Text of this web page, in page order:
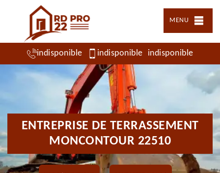
MENU
indisponible indisponible indisponible
ENTREPRISE DE TERRASSEMENT
MONCONTOUR 22510